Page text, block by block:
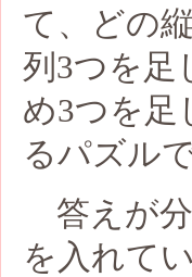
て、どの
列3つを足
め3つを足
るパズル
答えが分
を入れて